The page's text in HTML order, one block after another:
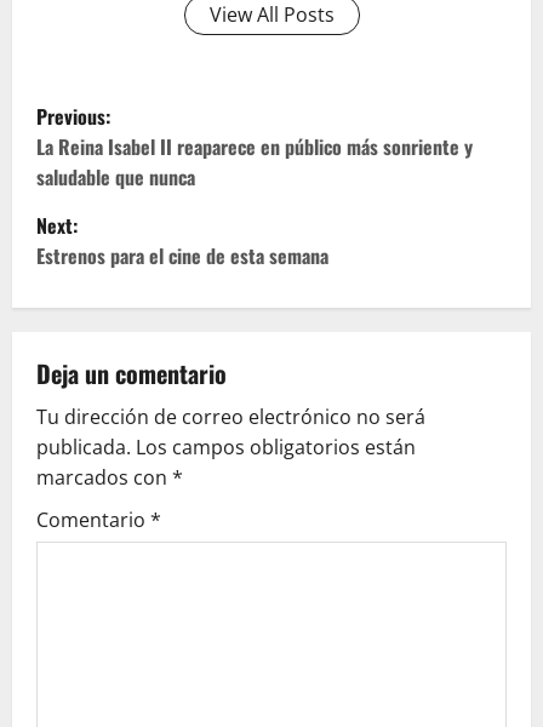
View All Posts
P
o
s
t
n
a
v
i
g
Previous:
La Reina Isabel II reaparece en público más sonriente y
saludable que nunca
Next:
Estrenos para el cine de esta semana
Deja un comentario
Tu dirección de correo electrónico no será
publicada. Los campos obligatorios están
marcados con *
Comentario *